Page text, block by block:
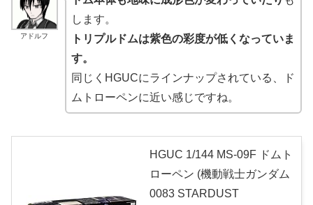
アドルフ
します。
トリプルドムは紫色の彩度が低くなっていま
す。
同じくHGUCにラインナップされている、ド
ムトローペンに近い感じですね。
HGUC 1/144 MS-09F ドムト
ローペン (機動戦士ガンダム
0083 STARDUST